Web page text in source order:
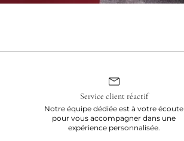
Service client réactif
Notre équipe dédiée est à votre écoute
pour vous accompagner dans une
expérience personnalisée.